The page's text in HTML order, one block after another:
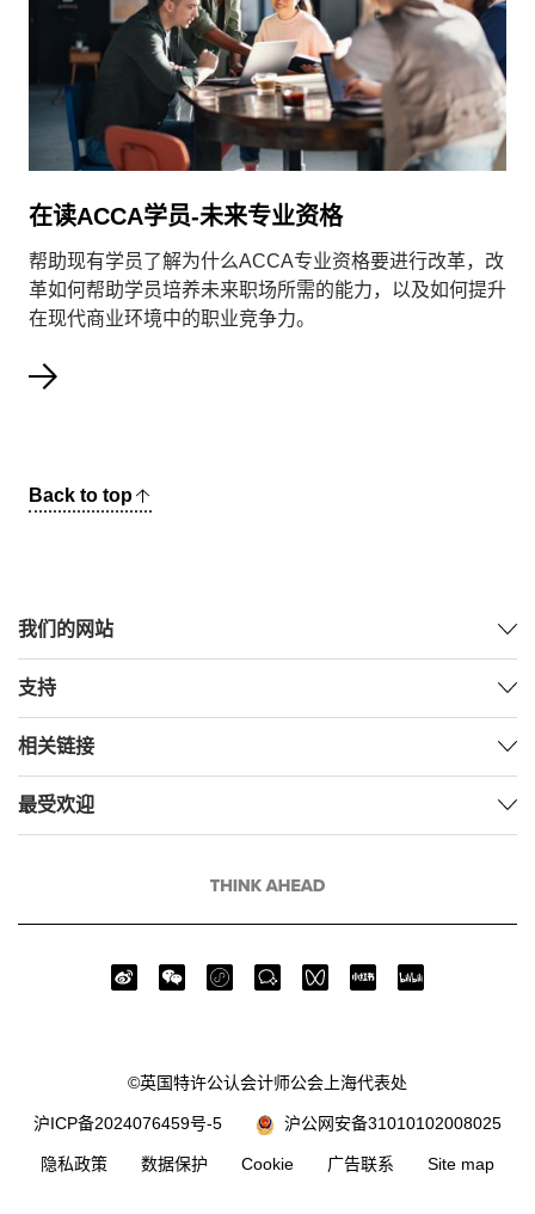
在读ACCA学员-未来专业资格
帮助现有学员了解为什么ACCA专业资格要进行改革，改
革如何帮助学员培养未来职场所需的能力，以及如何提升
在现代商业环境中的职业竞争力。
Back to top
我们的网站
支持
相关链接
最受欢迎
©英国特许公认会计师公会上海代表处
沪ICP备2024076459号-5 沪公网安备31010102008025
隐私政策 数据保护 Cookie 广告联系 Site map